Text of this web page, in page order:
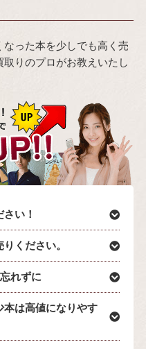
った本を少しでも高く売
りのプロがお教えいたし
い！
ください。
れずに
本は高値になりやす